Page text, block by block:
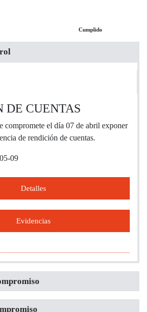
Cumplido
DE CUENTAS
compromete el día 07 de abril exponer
de rendición de cuentas.
09
Detalles
Evidencias